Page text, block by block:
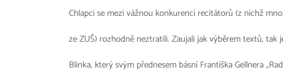
Chlapci se mezi vážnou konkurencí recitátorů (z nichž
ze ZUŠ) rozhodně neztratili. Zaujali jak výběrem textů, tak
Blinka, který svým přednesem básní Františka Gellnera